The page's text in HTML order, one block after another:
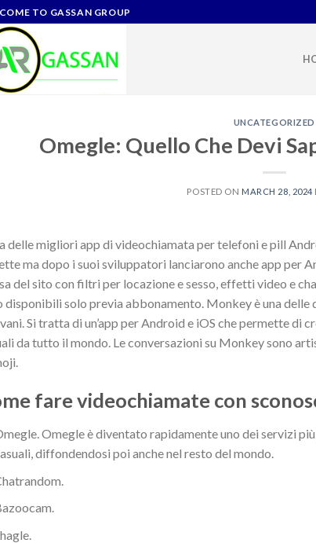
TO GASSAN GROUP
UNCATEGORIZED
Omegle: Quello Che Devi
POSTED ON MARCH 28, 2024
delle migliori app di videochiamata per telefoni e pill
ma dopo i suoi sviluppatori lanciarono anche app per
del sito con filtri per locazione e sesso, effetti video e
disponibili solo previa abbonamento. Monkey è una
Si tratta di un’app per Android e iOS che permette di
da tutto il mondo. Le conversazioni su Monkey sono
fare videochiamate con
Omegle è diventato rapidamente uno dei servizi
diffondendosi poi anche nel resto del mondo.